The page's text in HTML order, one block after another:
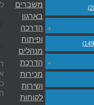
משברים
בארגון
הדרכה
ופיתוח
מנהלים
הדרכת
מכירות
ושירות
לקוחות